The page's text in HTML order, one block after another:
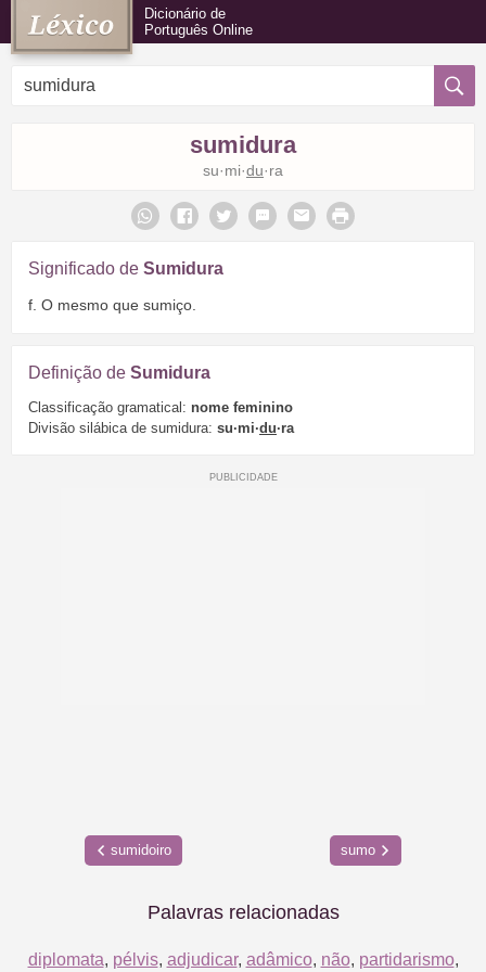
Dicionário de
Português Online
sumidura
su·mi·du·ra
Significado de Sumidura
f. O mesmo que sumiço.
Definição de Sumidura
Classificação gramatical: nome feminino
Divisão silábica de sumidura: su·mi·du·ra
sumidoiro sumo
Palavras relacionadas
diplomata, pélvis, adjudicar, adâmico, não, partidarismo,